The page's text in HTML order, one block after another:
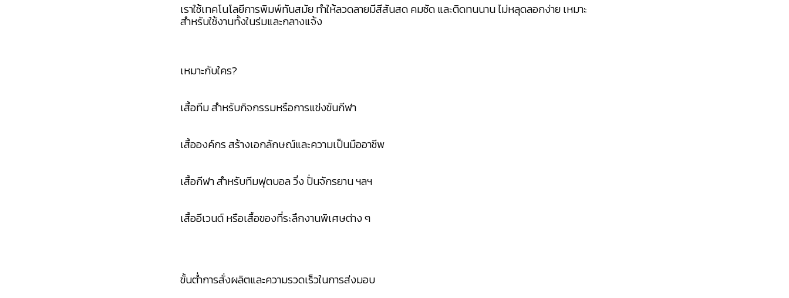
เราใช้เทคโนโลยีการพิมพ์ทันสมัย ทำให้ลวดลายมีสีสันสด คมชัด และติดทนนาน ไม่หลุดลอกง่าย เหมาะ
สำหรับใช้งานทั้งในร่มและกลางแจ้ง
เหมาะกับใคร?
เสื้อทีม สำหรับกิจกรรมหรือการแข่งขันกีฬา
เสื้อองค์กร สร้างเอกลักษณ์และความเป็นมืออาชีพ
เสื้อกีฬา สำหรับทีมฟุตบอล วิ่ง ปั่นจักรยาน ฯลฯ
เสื้ออีเวนต์ หรือเสื้อของที่ระลึกงานพิเศษต่าง ๆ
ขั้นต่ำการสั่งผลิตและความรวดเร็วในการส่งมอบ